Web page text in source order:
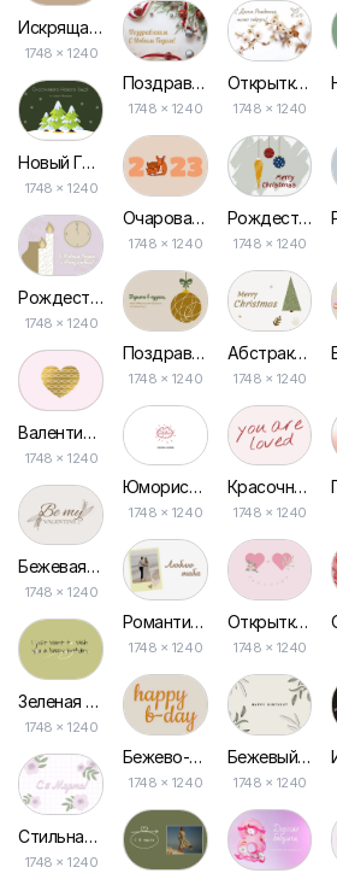
Искрящаяся Новогодняя Открытка в Золотых Тонах
1748 × 1240
Новый Год в Зелёных Оттенках: Открытка для Праздничного Настроения
1748 × 1240
Рождественская Открытка в Пастельных Розовых Тонах с Часами
1748 × 1240
Валентинка Розового Цвета с Золотым Сердцем – Открытка для Влюблённых
1748 × 1240
Бежевая Ботаническая Валентинка Открытка
1748 × 1240
Зеленая Современная Популярная Открытка на День Рождения
1748 × 1240
Стильная Открытка для Девушек на 8 Марта в Белом Дизайне
1748 × 1240
Поздравительная Открытка к Рождеству и Новому Году
1748 × 1240
Очаровательная Открытка к Рождеству с Оленем для Новогодних Праздников
1748 × 1240
Поздравительная Открытка Золотого Цвета с Елочным Шаром
1748 × 1240
Юмористичная Минималистская Белая Открытка
1748 × 1240
Романтичная Открытка с Фоторамкой на День Влюбленных
1748 × 1240
Бежево-розовая Современная Открытка на День Рождения
1748 × 1240
Открытка для Подруги с Белым Фоном и Золотыми Цветами на День Рождения
1748 × 1240
Рождественская Открытка с Елочными Игрушками
1748 × 1240
Абстрактная Рождественская Эстетическая Открытка
1748 × 1240
Красочная Валентинка: Признание в Любви Открытка
1748 × 1240
Открытка для Дня Святого Валентина: Розовая с Сердцами и Цветами
1748 × 1240
Бежевый Элегантный Лист Линия с Днём Рождения Открытка
1748 × 1240